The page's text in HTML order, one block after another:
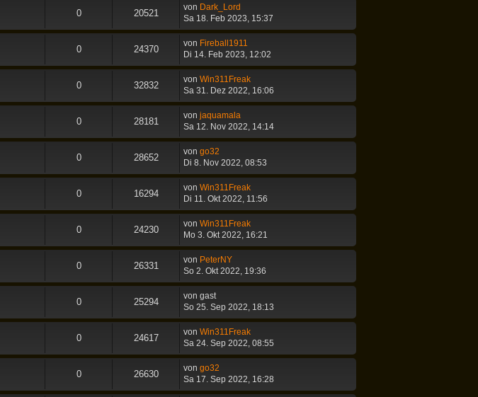
0 20521
von Dark_Lord
Sa 18. Feb 2023, 15:37
0 24370
von Fireball1911
Di 14. Feb 2023, 12:02
0 32832
von Win311Freak
Sa 31. Dez 2022, 16:06
0 28181
von jaquamala
Sa 12. Nov 2022, 14:14
0 28652
von go32
Di 8. Nov 2022, 08:53
0 16294
von Win311Freak
Di 11. Okt 2022, 11:56
0 24230
von Win311Freak
Mo 3. Okt 2022, 16:21
0 26331
von PeterNY
So 2. Okt 2022, 19:36
0 25294
von gast
So 25. Sep 2022, 18:13
0 24617
von Win311Freak
Sa 24. Sep 2022, 08:55
0 26630
von go32
Sa 17. Sep 2022, 16:28